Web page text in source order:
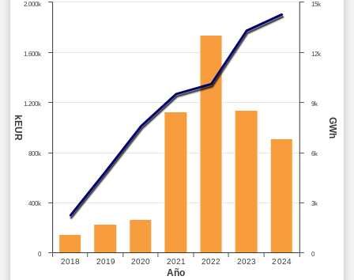
Año
GWh
kEUR
2018 2019 2020 2021 2022 2023 2024
0
3k
6k
9k
12k
15k
0
400k
800k
1.200k
1.600k
2.000k